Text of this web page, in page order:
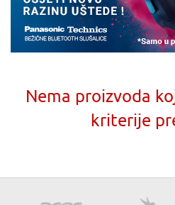
Nema proizvoda
kriterije